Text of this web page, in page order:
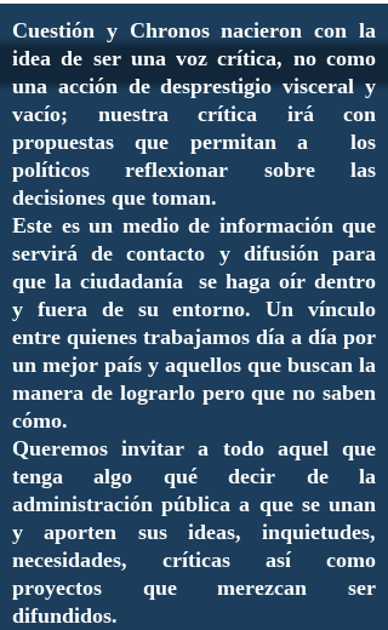
Cuestión y Chronos nacieron con la
idea de ser una voz crítica, no como
una acción de desprestigio visceral y
vacío; nuestra crítica irá con
propuestas que permitan a los
políticos reflexionar sobre las
decisiones que toman.
Este es un medio de información que
servirá de contacto y difusión para
que la ciudadanía se haga oír dentro
y fuera de su entorno. Un vínculo
entre quienes trabajamos día a día por
un mejor país y aquellos que buscan la
manera de lograrlo pero que no saben
cómo.
Queremos invitar a todo aquel que
tenga algo qué decir de la
administración pública a que se unan
y aporten sus ideas, inquietudes,
necesidades, críticas así como
proyectos que merezcan ser
difundidos.